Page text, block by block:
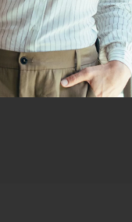
iGoogle Uslovi